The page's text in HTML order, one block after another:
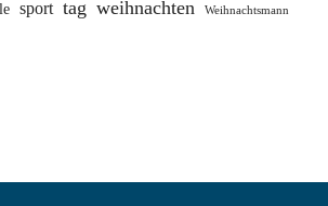
sport tag weihnachten Weihnachtsmann